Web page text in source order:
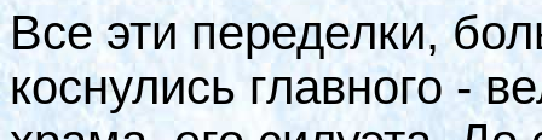
Все эти переделки,
коснулись главного -